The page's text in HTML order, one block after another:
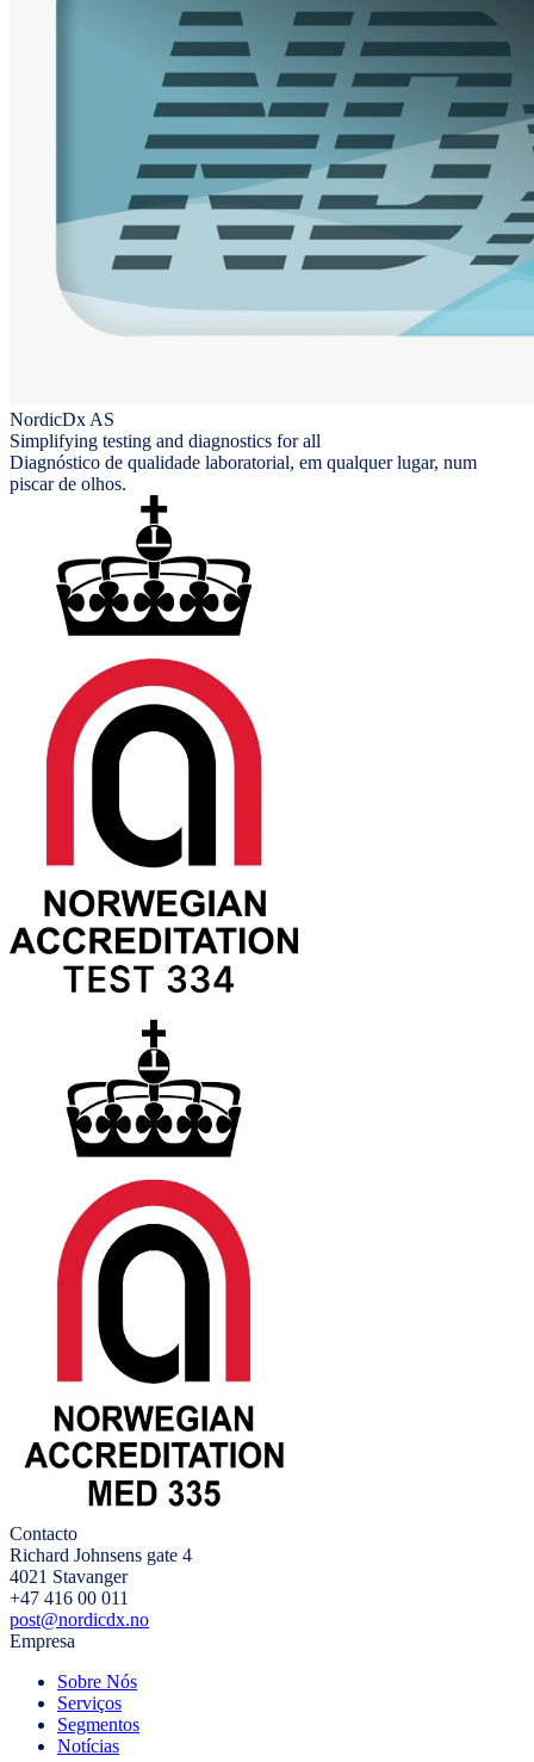
NordicDx AS
Simplifying testing and diagnostics for all
Diagnóstico de qualidade laboratorial, em qualquer lugar, num
piscar de olhos.
Contacto
Richard Johnsens gate 4
4021 Stavanger
+47 416 00 011
post@nordicdx.no
Empresa
Sobre Nós
Serviços
Segmentos
Notícias